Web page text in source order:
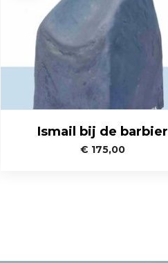
Ismail bij de barbier
€ 175,00